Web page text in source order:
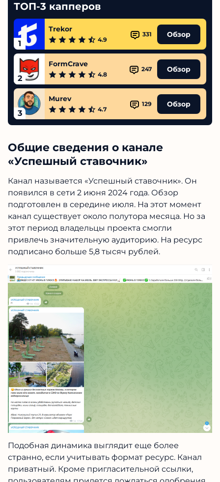
ТОП-3 капперов
1
Trekor
4.9
331 Обзор
2
FormCrave
4.8
247 Обзор
3
Murev
4.7
129 Обзор
Общие сведения о канале
«Успешный ставочник»
Канал называется «Успешный ставочник». Он
появился в сети 2 июня 2024 года. Обзор
подготовлен в середине июля. На этот момент
канал существует около полутора месяца. Но за
этот период владельцы проекта смогли
привлечь значительную аудиторию. На ресурс
подписано больше 5,8 тысяч рублей.
Подобная динамика выглядит еще более
странно, если учитывать формат ресурс. Канал
приватный. Кроме пригласительной ссылки,